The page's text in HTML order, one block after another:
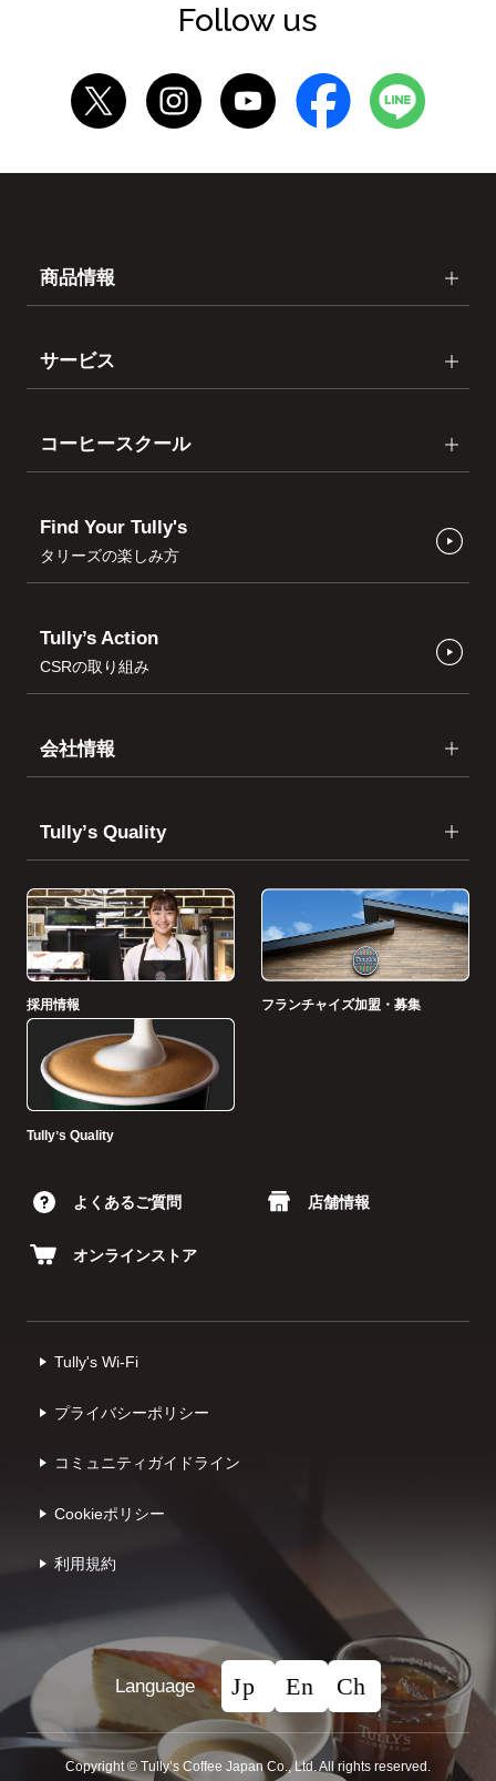
Follow us
商品情報
サービス
コーヒースクール
Find Your Tully's
タリーズの楽しみ方
Tully’s Action
CSRの取り組み
会社情報
Tullyʼs Quality
採用情報 フランチャイズ加盟・募集
Tullyʼs Quality
よくあるご質問 店舗情報
オンラインストア
Tully's Wi-Fi
プライバシーポリシー
コミュニティガイドライン
Cookieポリシー
利⽤規約
Language
Copyright © Tullyʼs Coffee Japan Co., Ltd. All rights reserved.